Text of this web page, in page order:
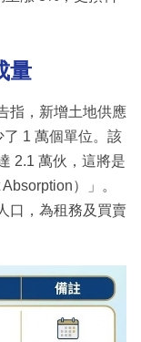
量
指，新增土地供應
1 萬個單位。該
2.1 萬伙，這將是
）」。
口，為租務及買賣